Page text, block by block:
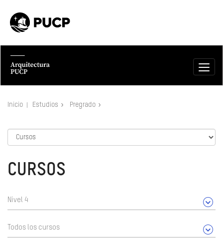
Inicio Estudios Pregrado
CURSOS
Nivel 4
Todos los cursos